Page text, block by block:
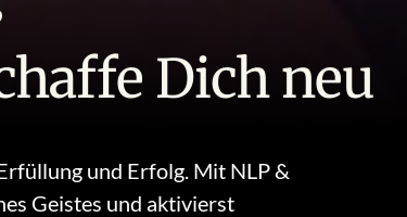
Dich neu
und Erfolg. Mit NLP &
Geistes und aktivierst